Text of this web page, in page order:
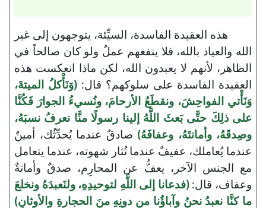
هذه العقيدة الفاسدة، السيِّئة، يتوجهون إلى غير
الله والعياذ بالله، فلا ينفعهم عملٌ ولو كان صالحاً في
الظاهر، لأنهم لا يعبدون الله، لكن ماذا انعكست هذه
العقيدة الفاسدة على سلوكهم؟ قال: (وَنَأْكلُ الميتةَ،
وَنَأْتي الفواحِشَ، ونقطَعُ الأرحامَ، ونُسيءُ الجوارَ فَكُنَّا
على ذلِكَ حتَّى بَعثَ اللَّهُ إلينا رسولًا منَّا نعرفُ نسبَهُ،
وصِدقَهُ، وأمانتَهُ، وعفافَهُ) صادقٌ عندما يُحدِّثُك، أمينٌ
عندما يُعاملك، عفيفٌ عندما تُثار شهوته، عندما يتعامل
مع الجنس الآخر، يعفُّ عن المحارِم، صدقٌ وأمانةٌ
وعفاف، قال:(فدعانا إلى اللَّهِ لتوحيدِهِ، ولنَعبدَهُ ونخلعَ
ما كنَّا نعبدُ نحنُ وآباؤُنا من دونِهِ منَ الحجارةِ والأوثانِ)